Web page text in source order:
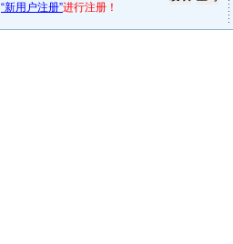
“新用户注册”进行注册！